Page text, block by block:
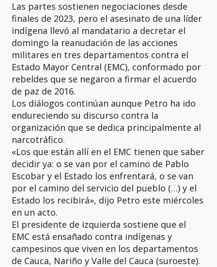
Las partes sostienen negociaciones desde
finales de 2023, pero el asesinato de una líder
indígena llevó al mandatario a decretar el
domingo la reanudación de las acciones
militares en tres departamentos contra el
Estado Mayor Central (EMC), conformado por
rebeldes que se negaron a firmar el acuerdo
de paz de 2016.
Los diálogos continúan aunque Petro ha ido
endureciendo su discurso contra la
organización que se dedica principalmente al
narcotráfico.
«Los que están allí en el EMC tienen que saber
decidir ya: o se van por el camino de Pablo
Escobar y el Estado los enfrentará, o se van
por el camino del servicio del pueblo (…) y el
Estado los recibirá», dijo Petro este miércoles
en un acto.
El presidente de izquierda sostiene que el
EMC está ensañado contra indígenas y
campesinos que viven en los departamentos
de Cauca, Nariño y Valle del Cauca (suroeste).